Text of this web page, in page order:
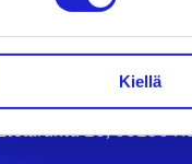
Kiellä
tarkemmin
10, 00130